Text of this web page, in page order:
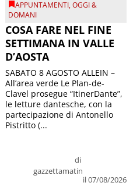
APPUNTAMENTI,OGGI &
DOMANI
COSA FARE NEL FINE
SETTIMANA IN VALLE
D’AOSTA
di
gazzettamatin
il 07/08/2026
SABATO 8 AGOSTO ALLEIN –
All’area verde Le Plan-de-
Clavel prosegue “ItinerDante”,
le letture dantesche, con la
partecipazione di Antonello
Pistritto (...